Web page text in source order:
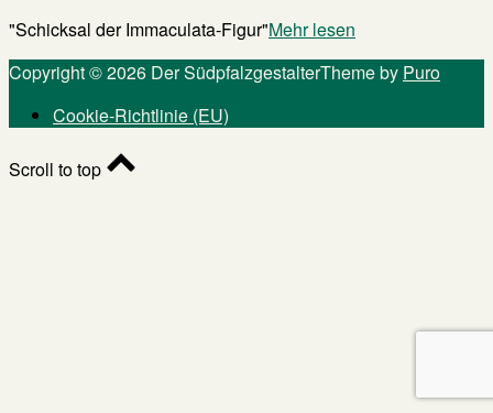
"Schicksal der Immaculata-Figur"Mehr lesen
Copyright © 2026 Der SüdpfalzgestalterTheme by Puro
Cookie-Richtlinie (EU)
Scroll to top